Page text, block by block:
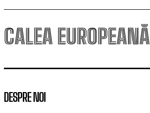
CALEA EUROPEANĂ
DESPRE NOI